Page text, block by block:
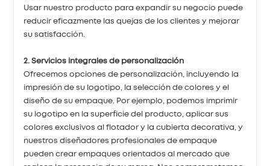
Usar nuestro producto para expandir su negocio puede
reducir eficazmente las quejas de los clientes y mejorar
su satisfacción.
2. Servicios integrales de personalización
Ofrecemos opciones de personalización, incluyendo la
impresión de su logotipo, la selección de colores y el
diseño de su empaque. Por ejemplo, podemos imprimir
su logotipo en la superficie del producto, aplicar sus
colores exclusivos al flotador y la cubierta decorativa, y
nuestros diseñadores profesionales de empaque
pueden crear empaques orientados al mercado que